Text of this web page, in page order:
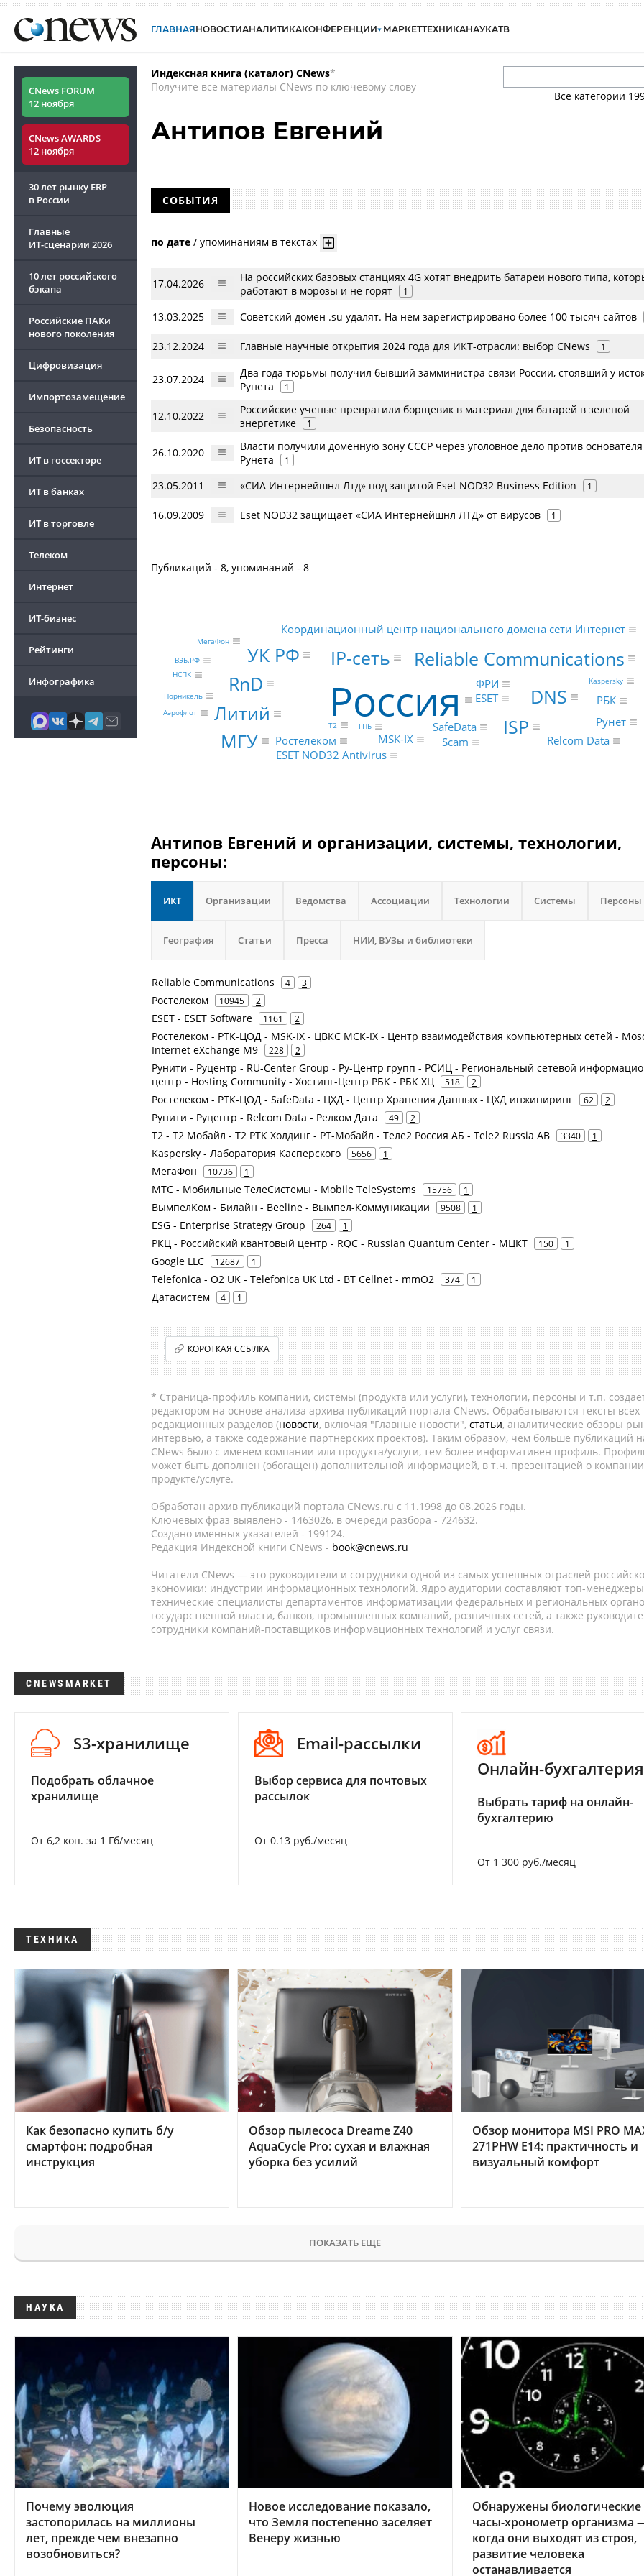
ГЛАВНАЯНОВОСТИАНАЛИТИКАКОНФЕРЕНЦИИ МАРКЕТТЕХНИКАНАУКАТВ
CNews FORUM
12 ноября
CNews AWARDS
12 ноября
30 лет рынку ERP
в России
Главные
ИТ-сценарии 2026
10 лет российского
бэкапа
Российские ПАКи
нового поколения
Цифровизация
Импортозамещение
Безопасность
ИТ в госсекторе
ИТ в банках
ИТ в торговле
Телеком
Интернет
ИТ-бизнес
Рейтинги
Инфографика
Индексная книга (каталог) CNews*
Получите все материалы CNews по ключевому слову
Все категории
Антипов Евгений
СОБЫТИЯ
по дате / упоминаниям в текстах
17.04.2026
На российских базовых станциях 4G хотят внедрить батареи нового типа,
работают в морозы и не горят
1
13.03.2025 Советский домен .su удалят. На нем зарегистрировано более 100 тысяч сайтов
23.12.2024 Главные научные открытия 2024 года для ИКТ-отрасли: выбор CNews 1
23.07.2024
Два года тюрьмы получил бывший замминистра связи России, стоявший у
Рунета
1
12.10.2022
Российские ученые превратили борщевик в материал для батарей в зеленой
энергетике
1
26.10.2020
Власти получили доменную зону СССР через уголовное дело против основателя
Рунета
1
23.05.2011 «СИА Интернейшнл Лтд» под защитой Eset NOD32 Business Edition 1
16.09.2009 Eset NOD32 защищает «СИА Интернейшнл ЛТД» от вирусов 1
Публикаций - 8, упоминаний - 8
Россия
Reliable Communications
ISP
DNS
IP-сеть
УК РФ
RnD
Литий
МГУ
Ростелеком
ESET
MSK-IX
SafeData
Relcom Data
Координационный центр национального домена сети Интернет
ФРИ
Scam
ESET NOD32 Antivirus
Рунет
РБК
Т2
Kaspersky
МегаФон
ВЭБ.РФ
ГПБ
НСПК
Норникель
Аэрофлот
Антипов Евгений и организации, системы, технологии,
персоны:
ИКТ Организации Ведомства Ассоциации Технологии Системы Персоны
География Статьи Пресса НИИ, ВУЗы и библиотеки
Reliable Communications 4 3
Ростелеком 10945 2
ESET - ESET Software 1161 2
Ростелеком - РТК-ЦОД - MSK-IX - ЦВКС МСК-IX - Центр взаимодействия компьютерных сетей -
Internet eXchange M9
228 2
Рунити - Руцентр - RU-Center Group - Ру-Центр групп - РСИЦ - Региональный сетевой
центр - Hosting Community - Хостинг-Центр РБК - РБК ХЦ
518 2
Ростелеком - РТК-ЦОД - SafeData - ЦХД - Центр Хранения Данных - ЦХД инжиниринг 62 2
Рунити - Руцентр - Relcom Data - Релком Дата 49 2
Т2 - Т2 Мобайл - Т2 РТК Холдинг - РТ-Мобайл - Теле2 Россия АБ - Tele2 Russia AB 3340 1
Kaspersky - Лаборатория Касперского 5656 1
МегаФон 10736 1
МТС - Мобильные ТелеСистемы - Mobile TeleSystems 15756 1
ВымпелКом - Билайн - Beeline - Вымпел-Коммуникации 9508 1
ESG - Enterprise Strategy Group 264 1
РКЦ - Российский квантовый центр - RQC - Russian Quantum Center - МЦКТ 150 1
Google LLC 12687 1
Telefonica - O2 UK - Telefonica UK Ltd - BT Cellnet - mmO2 374 1
Датасистем 4 1
КОРОТКАЯ ССЫЛКА
* Страница-профиль компании, системы (продукта или услуги), технологии, персоны и т.п.
редактором на основе анализа архива публикаций портала CNews. Обрабатываются тексты всех
редакционных разделов (новости, включая "Главные новости", статьи, аналитические обзоры
интервью, а также содержание партнёрских проектов). Таким образом, чем больше публикаций
CNews было с именем компании или продукта/услуги, тем более информативен профиль.
может быть дополнен (обогащен) дополнительной информацией, в т.ч. презентацией о
продукте/услуге.
Обработан архив публикаций портала CNews.ru c 11.1998 до 08.2026 годы.
Ключевых фраз выявлено - 1463026, в очереди разбора - 724632.
Создано именных указателей - 199124.
Редакция Индексной книги CNews - book@cnews.ru
Читатели CNews — это руководители и сотрудники одной из самых успешных отраслей
экономики: индустрии информационных технологий. Ядро аудитории составляют топ-
технические специалисты департаментов информатизации федеральных и региональных
государственной власти, банков, промышленных компаний, розничных сетей, а также
сотрудники компаний-поставщиков информационных технологий и услуг связи.
CNEWSMARKET
S3-хранилище
Подобрать облачное
хранилище
От 6,2 коп. за 1 Гб/месяц
Email-рассылки
Выбор сервиса для почтовых
рассылок
От 0.13 руб./месяц
Онлайн-бухгалтерия
Выбрать тариф на онлайн-
бухгалтерию
От 1 300 руб./месяц
ТЕХНИКА
Как безопасно купить б/у
смартфон: подробная
инструкция
Обзор пылесоса Dreame Z40
AquaCycle Pro: сухая и влажная
уборка без усилий
Обзор монитора MSI PRO
271PHW E14: практичность и
визуальный комфорт
ПОКАЗАТЬ ЕЩЕ
НАУКА
Почему эволюция
застопорилась на миллионы
лет, прежде чем внезапно
возобновиться?
Новое исследование показало,
что Земля постепенно заселяет
Венеру жизнью
Обнаружены биологические
часы-хронометр организма
когда они выходят из строя,
развитие человека
останавливается